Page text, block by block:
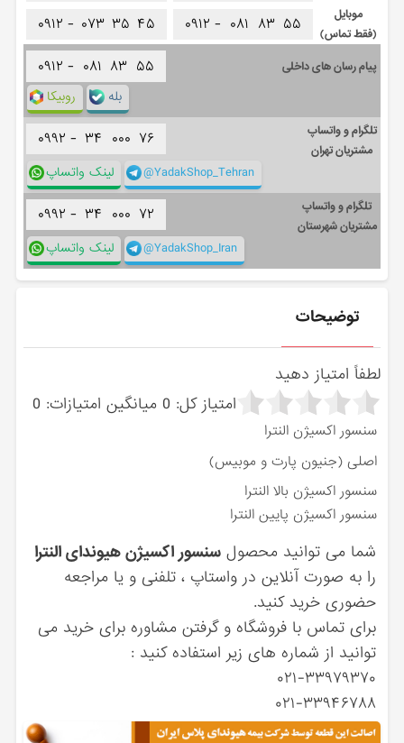
موبایل
(فقط تماس)
۰۹۱۲ - ۰۸۱ ۸۳ ۵۵ ۰۹۱۲ - ۰۷۳ ۳۵ ۴۵
پیام رسان های داخلی ۰۹۱۲ - ۰۸۱ ۸۳ ۵۵
روبیکا بله
تلگرام و واتساپ
مشتریان تهران
۰۹۹۲ - ۳۴ ۰۰۰ ۷۶
لینک واتساپ @YadakShop_Tehran
تلگرام و واتساپ
مشتریان شهرستان
۰۹۹۲ - ۳۴ ۰۰۰ ۷۲
لینک واتساپ @YadakShop_Iran
توضیحات
لطفاً امتیاز دهید
امتیاز کل: 0 میانگین امتیازات: 0
سنسور اکسیژن النترا
اصلی (جنیون پارت و موبیس)
سنسور اکسیژن بالا النترا
سنسور اکسیژن پایین النترا
شما می توانید محصولسنسور اکسیژن هیوندای النترا
را به صورت آنلاین در واستاپ ، تلفنی و یا مراجعه
حضوری خرید کنید.
برای تماس با فروشگاه و گرفتن مشاوره برای خرید می
توانید از شماره های زیر استفاده کنید :
۰۲۱-۳۳۹۷۹۳۷۰
۰۲۱-۳۳۹۴۶۷۸۸